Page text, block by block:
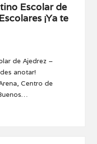
Escolar de
¡Ya te
de Ajedrez –
anotar!
Centro de